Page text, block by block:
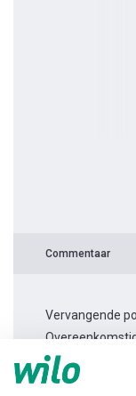
Commentaar
Vervangende